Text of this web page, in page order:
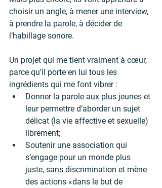
choisir un angle, à mener une interview,
à prendre la parole, à décider de
l’habillage sonore.
Un projet qui me tient vraiment à cœur,
parce qu’il porte en lui tous les
ingrédients qui me font vibrer :
Donner la parole aux plus jeunes et
leur permettre d’aborder un sujet
délicat (la vie affective et sexuelle)
librement;
Soutenir une association qui
s’engage pour un monde plus
juste, sans discrimination et mène
des actions «dans le but de